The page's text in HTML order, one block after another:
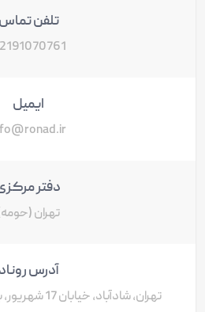
تلفن تماس
ایمیل
دفتر
تهران
آدرس روناد
تهران،